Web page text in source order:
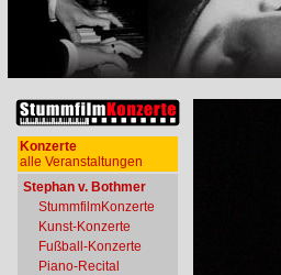
Konzerte
alle Veranstaltungen
Stephan v. Bothmer
StummfilmKonzerte
Kunst-Konzerte
Fußball-Konzerte
Piano-Recital